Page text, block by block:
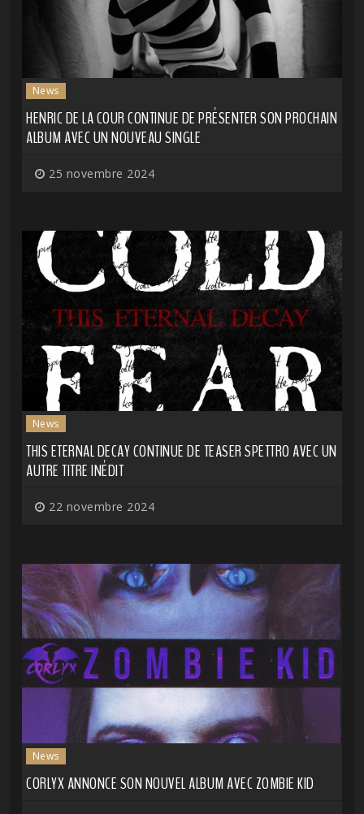
News
HENRIC DE LA COUR CONTINUE DE PRÉSENTER SON PROCHAIN
ALBUM AVEC UN NOUVEAU SINGLE
25 novembre 2024
News
THIS ETERNAL DECAY CONTINUE DE TEASER SPETTRO AVEC UN
AUTRE TITRE INÉDIT
22 novembre 2024
News
CORLYX ANNONCE SON NOUVEL ALBUM AVEC ZOMBIE KID